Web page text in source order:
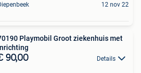
12 nov 22
Playmobil Groot ziekenhuis met
90,00 Details